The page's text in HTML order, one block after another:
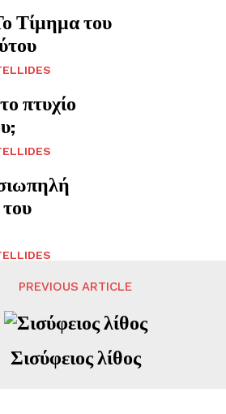
Τίμημα του
πτυχίο
PREVIOUS ARTICLE
Σισύφειος λίθος